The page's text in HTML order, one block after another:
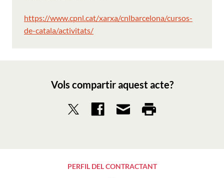
https://www.cpnl.cat/xarxa/cnlbarcelona/cursos-
de-catala/activitats/
Vols compartir aquest acte?
PERFIL DEL CONTRACTANT